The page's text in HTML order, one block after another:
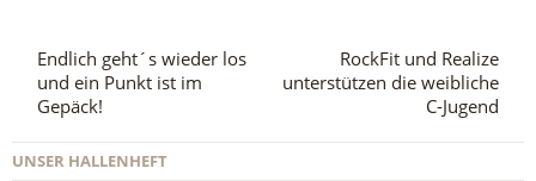
Endlich geht´s wieder los
und ein Punkt ist im
Gepäck!
RockFit und Realize
unterstützen die weibliche
C-Jugend
UNSER HALLENHEFT